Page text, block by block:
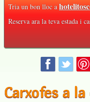
Tria un bon lloc a
Reserva ara la teva estada i
Carxofes a